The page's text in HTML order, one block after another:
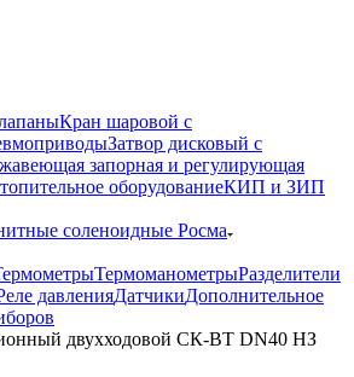
Кран шаровой с
Затвор дисковый с
запорная и регулирующая
оборудованиеКИП и ЗИП
соленоидные Росма
ТермоманометрыРазделители
давленияДатчикиДополнительное
двух­хо­до­вой СК-ВТ DN40 НЗ